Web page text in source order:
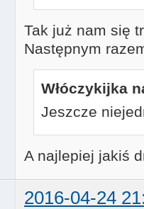
Tak już nam się
Następnym
Włóczykijka
Jeszcze
A najlepiej jakiś
2016-04-24